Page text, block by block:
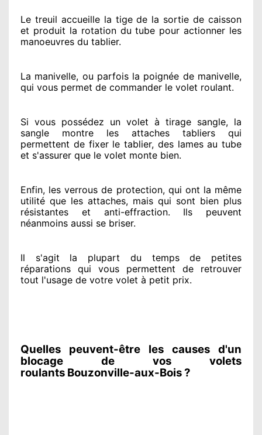
Le treuil accueille la tige de la sortie de caisson
et produit la rotation du tube pour actionner les
manoeuvres du tablier.
La manivelle, ou parfois la poignée de manivelle,
qui vous permet de commander le volet roulant.
Si vous possédez un volet à tirage sangle, la
sangle montre les attaches tabliers qui
permettent de fixer le tablier, des lames au tube
et s'assurer que le volet monte bien.
Enfin, les verrous de protection, qui ont la même
utilité que les attaches, mais qui sont bien plus
résistantes et anti-effraction. Ils peuvent
néanmoins aussi se briser.
Il s'agit la plupart du tempsde petites
réparations qui vous permettent de retrouver
tout l'usage de votre volet à petit prix.
Quelles peuvent-être les causes d'un
blocage de vos volets
roulants Bouzonville-aux-Bois ?